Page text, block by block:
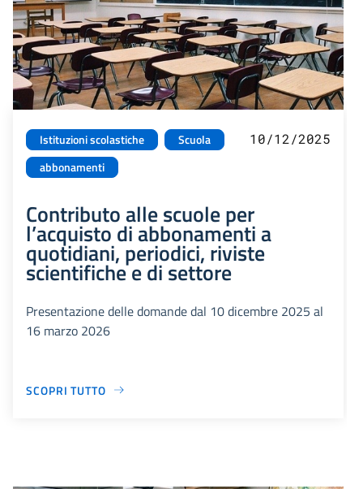
Istituzioni scolastiche
Scuola
abbonamenti
10/12/2025
Contributo alle scuole per
l’acquisto di abbonamenti a
quotidiani, periodici, riviste
scientifiche e di settore
Presentazione delle domande dal 10 dicembre 2025 al
16 marzo 2026
SCOPRI TUTTO